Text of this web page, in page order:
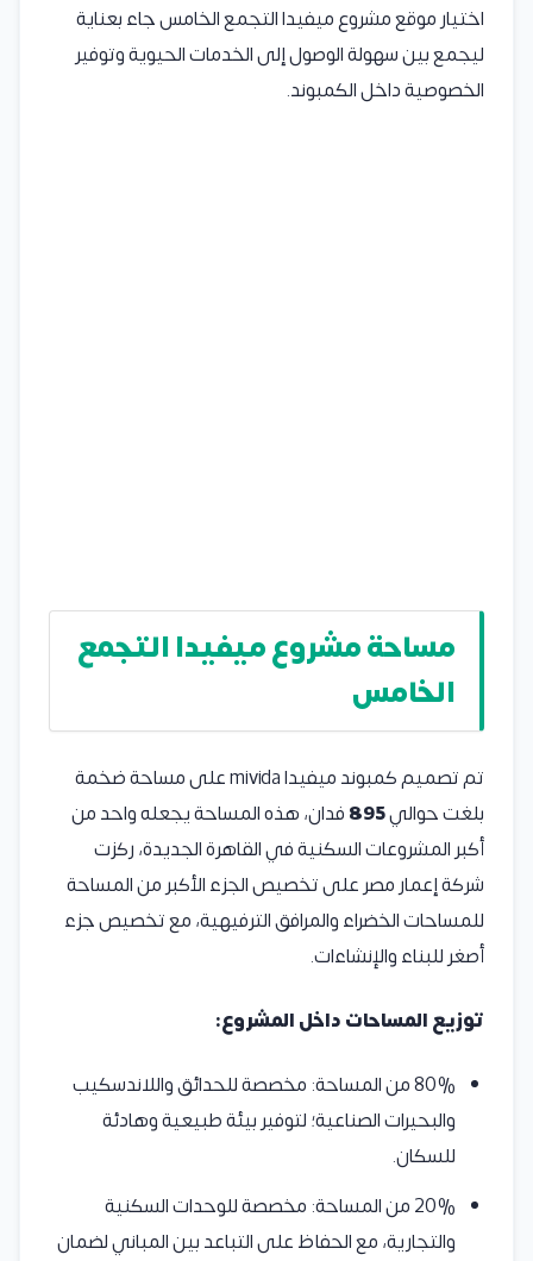
اختيار موقع مشروع ميفيدا التجمع الخامس جاء بعناية
ليجمع بين سهولة الوصول إلى الخدمات الحيوية وتوفير
الخصوصية داخل الكمبوند.
مساحة مشروع ميفيدا التجمع
الخامس
تم تصميم كمبوند ميفيدا mivida على مساحة ضخمة
بلغت حوالي895فدان، هذه المساحة يجعله واحد من
أكبر المشروعات السكنية في القاهرة الجديدة، ركزت
شركة إعمار مصر على تخصيص الجزء الأكبر من المساحة
للمساحات الخضراء والمرافق الترفيهية، مع تخصيص جزء
أصغر للبناء والإنشاءات.
توزيع المساحات داخل المشروع:
80% من المساحة: مخصصة للحدائق واللاندسكيب
والبحيرات الصناعية؛ لتوفير بيئة طبيعية وهادئة
للسكان.
20% من المساحة: مخصصة للوحدات السكنية
والتجارية، مع الحفاظ على التباعد بين المباني لضمان